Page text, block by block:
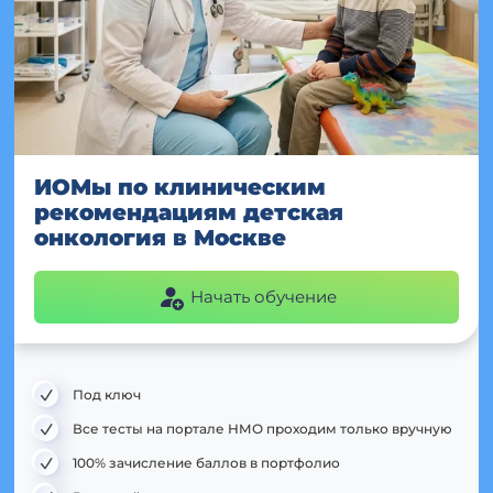
ИОМы по клиническим
рекомендациям детская
онкология в Москве
Начать обучение
Под ключ
Все тесты на портале НМО проходим только вручную
100% зачисление баллов в портфолио